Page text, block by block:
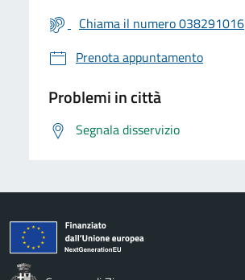
Chiama il numero 038291016
Prenota appuntamento
Problemi in città
Segnala disservizio